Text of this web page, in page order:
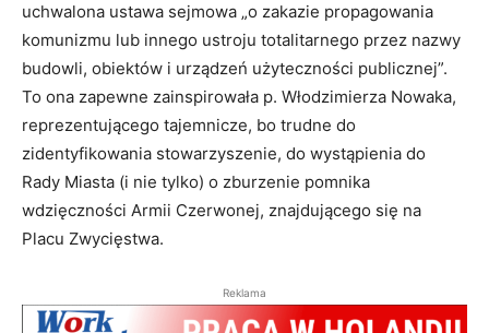
uchwalona ustawa sejmowa „o zakazie propagowania
komunizmu lub innego ustroju totalitarnego przez nazwy
budowli, obiektów i urządzeń użyteczności publicznej”.
To ona zapewne zainspirowała p. Włodzimierza Nowaka,
reprezentującego tajemnicze, bo trudne do
zidentyfikowania stowarzyszenie, do wystąpienia do
Rady Miasta (i nie tylko) o zburzenie pomnika
wdzięczności Armii Czerwonej, znajdującego się na
Placu Zwycięstwa.
Reklama